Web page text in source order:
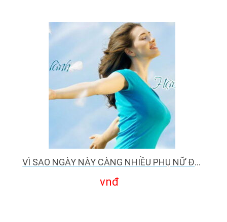
VÌ SAO NGÀY NÀY CÀNG NHIỀU PHỤ NỮ ĐI MASSAGE YONI ĐỂ CHỮA LÀNH?
vnđ